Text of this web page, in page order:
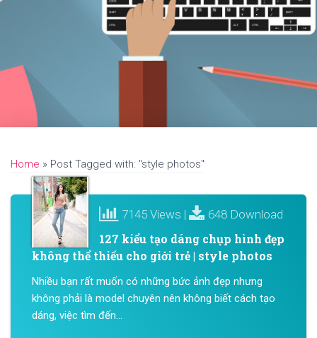
Home » Post Tagged with: "style photos"
7145 Views | 648 Download
127 kiểu tạo dáng chụp hình đẹp
không thể thiếu cho giới trẻ | style photos
Nhiều bạn rất muốn có những bức ảnh đẹp nhưng
không phải là model chuyên nên không biết cách tạo
dáng, việc tìm đến...